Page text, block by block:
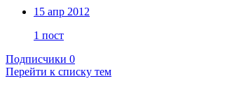
15 апр 2012
1 пост
Подписчики 0
Перейти к списку тем